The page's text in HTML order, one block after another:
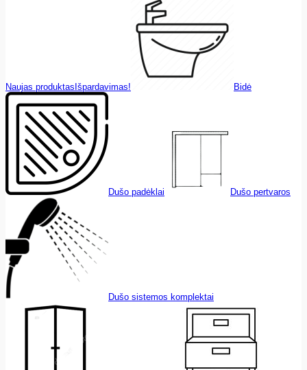
Naujas produktas Išpardavimas! Bidė
Dušo padėklai Dušo pertvaros
Dušo sistemos komplektai